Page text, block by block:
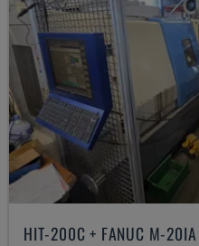
HIT-200C + FANUC M-20IA